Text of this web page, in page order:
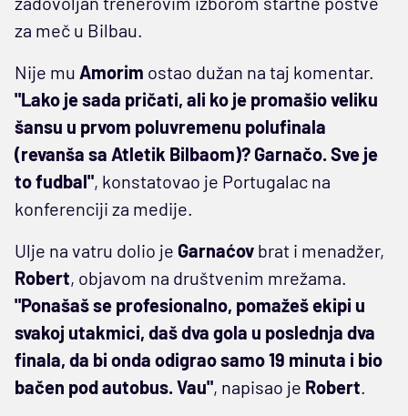
za meč u Bilbau.
Nije mu Amorim ostao dužan na taj komentar.
"Lako je sada pričati, ali ko je promašio veliku
šansu u prvom poluvremenu polufinala
(revanša sa Atletik Bilbaom)? Garnačo. Sve je
to fudbal", konstatovao je Portugalac na
konferenciji za medije.
Ulje na vatru dolio je Garnaćov brat i menadžer,
Robert, objavom na društvenim mrežama.
"Ponašaš se profesionalno, pomažeš ekipi u
svakoj utakmici, daš dva gola u poslednja dva
finala, da bi onda odigrao samo 19 minuta i bio
bačen pod autobus. Vau", napisao je Robert.